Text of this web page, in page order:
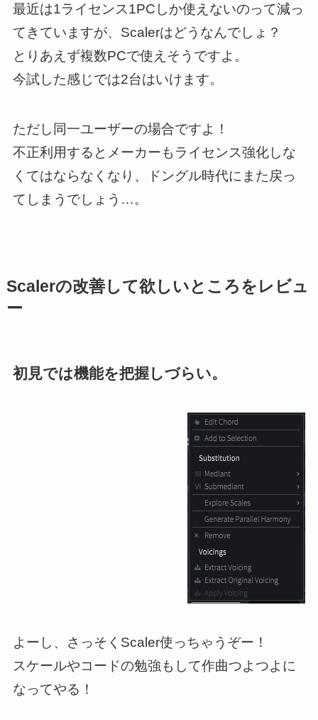
最近は1ライセンス1PCしか使えないのって減っ
てきていますが、Scalerはどうなんでしょ？
とりあえず複数PCで使えそうですよ。
今試した感じでは2台はいけます。
ただし同一ユーザーの場合ですよ！
不正利用するとメーカーもライセンス強化しな
くてはならなくなり、ドングル時代にまた戻っ
てしまうでしょう…。
Scalerの改善して欲しいところをレビュ
ー
初見では機能を把握しづらい。
よーし、さっそくScaler使っちゃうぞー！
スケールやコードの勉強もして作曲つよつよに
なってやる！